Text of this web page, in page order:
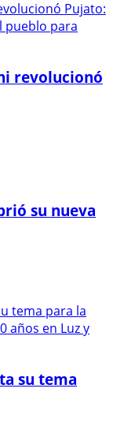
revolucionó
su nueva
su tema